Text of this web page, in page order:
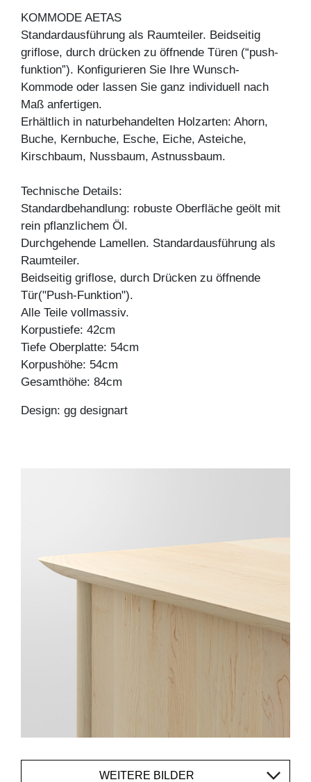
KOMMODE AETAS
Standardausführung als Raumteiler. Beidseitig
griflose, durch drücken zu öffnende Türen (“push-
funktion”). Konfigurieren Sie Ihre Wunsch-
Kommode oder lassen Sie ganz individuell nach
Maß anfertigen.
Erhältlich in naturbehandelten Holzarten: Ahorn,
Buche, Kernbuche, Esche, Eiche, Asteiche,
Kirschbaum, Nussbaum, Astnussbaum.
Technische Details:
Standardbehandlung: robuste Oberfläche geölt mit
rein pflanzlichem Öl.
Durchgehende Lamellen. Standardausführung als
Raumteiler.
Beidseitig griflose, durch Drücken zu öffnende
Tür("Push-Funktion").
Alle Teile vollmassiv.
Korpustiefe: 42cm
Tiefe Oberplatte: 54cm
Korpushöhe: 54cm
Gesamthöhe: 84cm
Design: gg designart
WEITERE BILDER